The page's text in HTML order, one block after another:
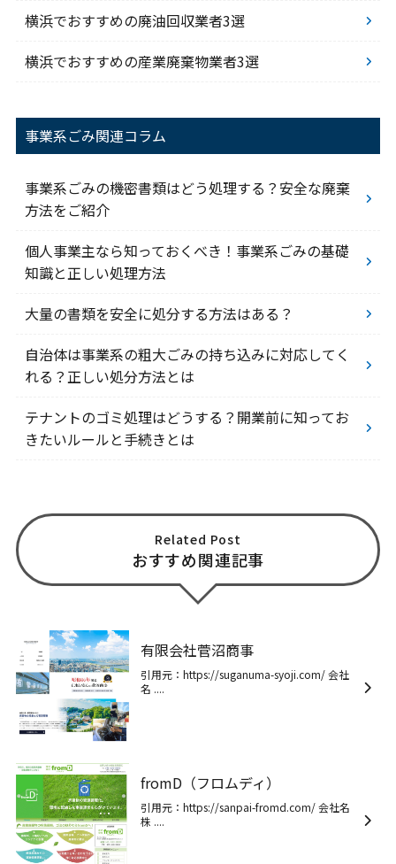
横浜でおすすめの廃油回収業者3選
横浜でおすすめの産業廃棄物業者3選
事業系ごみ関連コラム
事業系ごみの機密書類はどう処理する？安全な廃棄
方法をご紹介
個人事業主なら知っておくべき！事業系ごみの基礎
知識と正しい処理方法
大量の書類を安全に処分する方法はある？
自治体は事業系の粗大ごみの持ち込みに対応してく
れる？正しい処分方法とは
テナントのゴミ処理はどうする？開業前に知ってお
きたいルールと手続きとは
Related Post
おすすめ関連記事
有限会社菅沼商事
引用元：https://suganuma-syoji.com/ 会社
名 ....
fromD（フロムディ）
引用元：https://sanpai-fromd.com/ 会社名
株 ....